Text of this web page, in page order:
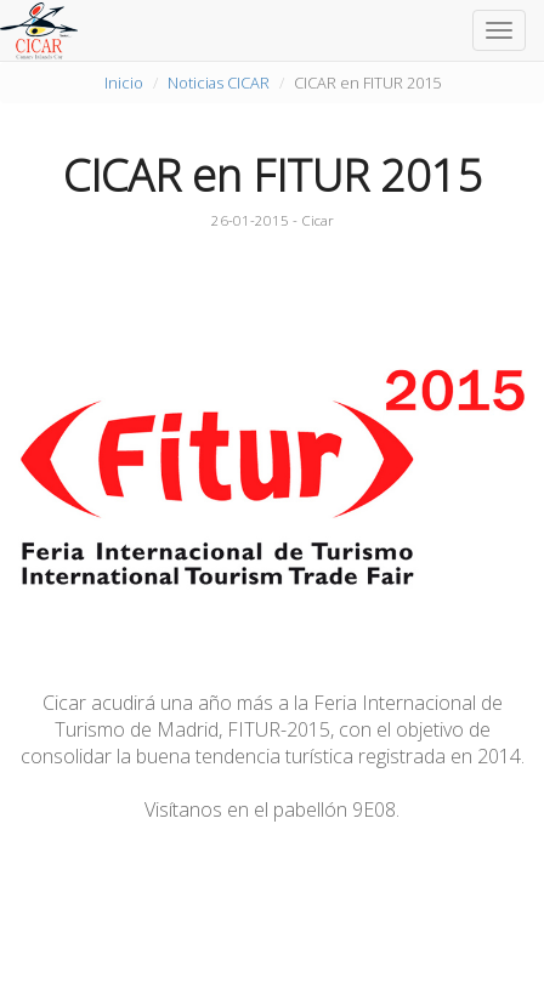
Inicio Noticias CICAR CICAR en FITUR 2015
CICAR en FITUR 2015
26-01-2015 - Cicar
Cicar acudirá una año más a la Feria Internacional de
Turismo de Madrid, FITUR-2015, con el objetivo de
consolidar la buena tendencia turística registrada en 2014.
Visítanos en el pabellón 9E08.